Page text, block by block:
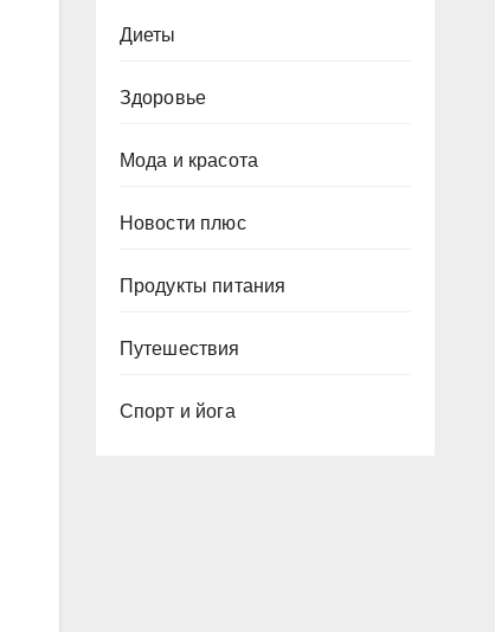
Диеты
Здоровье
Мода и красота
Новости плюс
Продукты питания
Путешествия
Спорт и йога